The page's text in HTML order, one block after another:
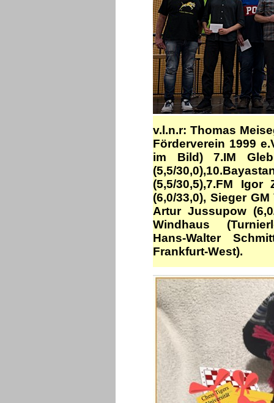
v.l.n.r: Thomas
Förderverein 1999
im Bild) 7.IM
(5,5/
(5,5/30,5),7.FM
(6,0/33,0), Sieger
Artur Jussupow
Windhaus
Hans-Walter
Frankfurt-West).